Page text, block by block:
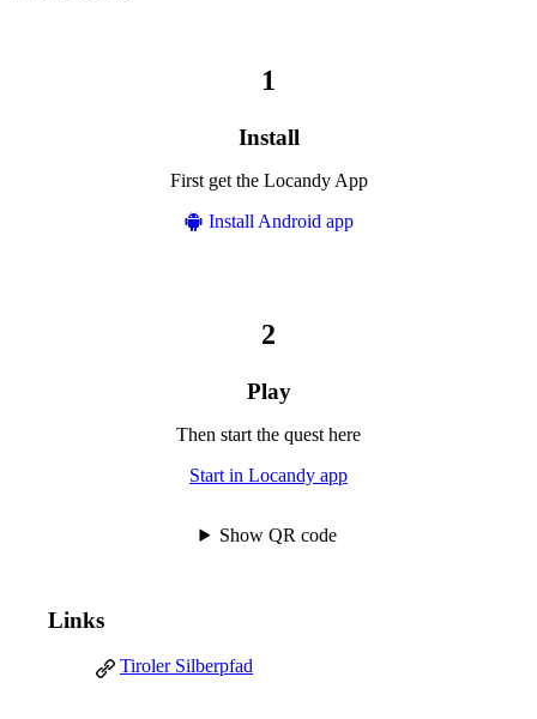
Install
First get the Locandy App
Install Android app
Play
Then start the quest here
Start in Locandy app
Show QR code
Links
Tiroler Silberpfad